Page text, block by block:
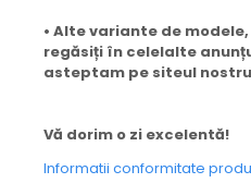
• Alte variante de
regăsiți în celelalte
asteptam pe siteul
Vă dorim o zi excelentă!
Informatii conformitate